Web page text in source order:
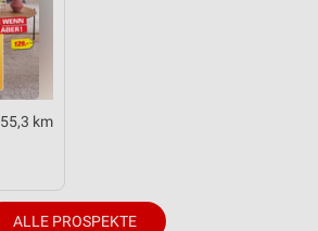
55,3 km
ALLE PROSPEKTE